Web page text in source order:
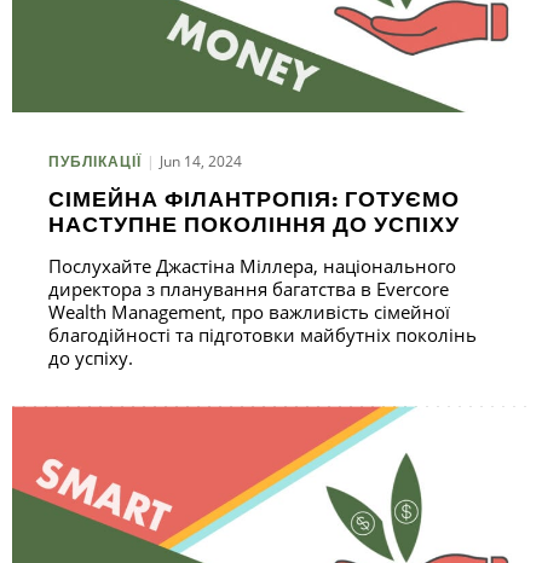
ПУБЛІКАЦІЇ Jun 14, 2024
СІМЕЙНА ФІЛАНТРОПІЯ: ГОТУЄМО
НАСТУПНЕ ПОКОЛІННЯ ДО УСПІХУ
Послухайте Джастіна Міллера, національного
директора з планування багатства в Evercore
Wealth Management, про важливість сімейної
благодійності та підготовки майбутніх поколінь
до успіху.